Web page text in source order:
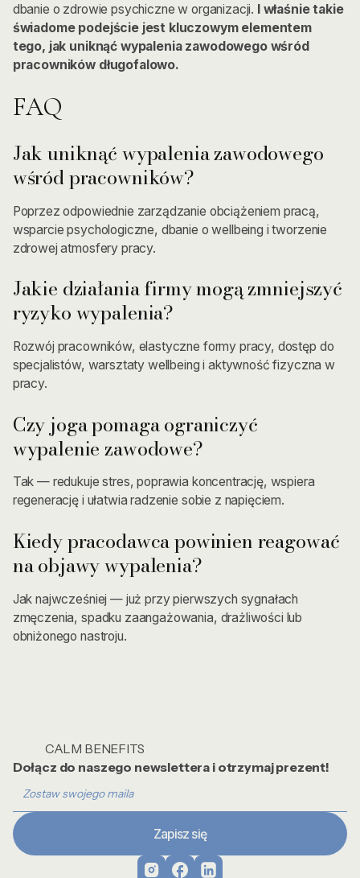
dbanie o zdrowie psychiczne w organizacji. I właśnie takie
świadome podejście jest kluczowym elementem
tego, jak uniknąć wypalenia zawodowego wśród
pracowników długofalowo.
FAQ
Jak uniknąć wypalenia zawodowego
wśród pracowników?
Poprzez odpowiednie zarządzanie obciążeniem pracą,
wsparcie psychologiczne, dbanie o wellbeing i tworzenie
zdrowej atmosfery pracy.
Jakie działania firmy mogą zmniejszyć
ryzyko wypalenia?
Rozwój pracowników, elastyczne formy pracy, dostęp do
specjalistów, warsztaty wellbeing i aktywność fizyczna w
pracy.
Czy joga pomaga ograniczyć
wypalenie zawodowe?
Tak — redukuje stres, poprawia koncentrację, wspiera
regenerację i ułatwia radzenie sobie z napięciem.
Kiedy pracodawca powinien reagować
na objawy wypalenia?
Jak najwcześniej — już przy pierwszych sygnałach
zmęczenia, spadku zaangażowania, drażliwości lub
obniżonego nastroju.
CALM BENEFITS
Dołącz do naszego newslettera i otrzymaj prezent!